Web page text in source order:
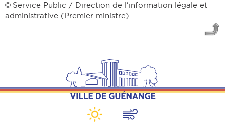
© Service Public / Direction de l'information légale et
administrative (Premier ministre)